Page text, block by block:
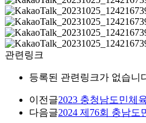
관련링크
등록된 관련링크가 없습니
이전글2023 충청남도민체
다음글2024 제76회 충남도